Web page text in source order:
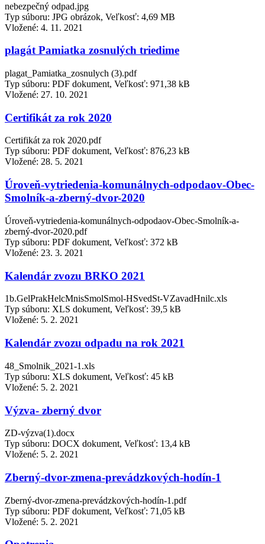
nebezpečný odpad.jpg
Typ súboru: JPG obrázok, Veľkosť: 4,69 MB
Vložené: 4. 11. 2021
plagát Pamiatka zosnulých triedime
plagat_Pamiatka_zosnulych (3).pdf
Typ súboru: PDF dokument, Veľkosť: 971,38 kB
Vložené: 27. 10. 2021
Certifikát za rok 2020
Certifikát za rok 2020.pdf
Typ súboru: PDF dokument, Veľkosť: 876,23 kB
Vložené: 28. 5. 2021
Úroveň-vytriedenia-komunálnych-odpodaov-Obec-
Smolník-a-zberný-dvor-2020
Úroveň-vytriedenia-komunálnych-odpodaov-Obec-Smolník-a-
zberný-dvor-2020.pdf
Typ súboru: PDF dokument, Veľkosť: 372 kB
Vložené: 23. 3. 2021
Kalendár zvozu BRKO 2021
1b.GelPrakHelcMnisSmolSmol-HSvedSt-VZavadHnilc.xls
Typ súboru: XLS dokument, Veľkosť: 39,5 kB
Vložené: 5. 2. 2021
Kalendár zvozu odpadu na rok 2021
48_Smolnik_2021-1.xls
Typ súboru: XLS dokument, Veľkosť: 45 kB
Vložené: 5. 2. 2021
Výzva- zberný dvor
ZD-výzva(1).docx
Typ súboru: DOCX dokument, Veľkosť: 13,4 kB
Vložené: 5. 2. 2021
Zberný-dvor-zmena-prevádzkových-hodín-1
Zberný-dvor-zmena-prevádzkových-hodín-1.pdf
Typ súboru: PDF dokument, Veľkosť: 71,05 kB
Vložené: 5. 2. 2021